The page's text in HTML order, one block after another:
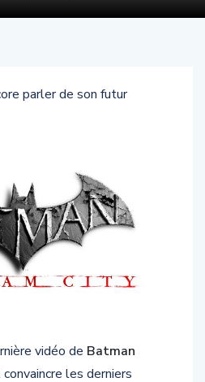
parler de son futur
vidéo de Batman
les derniers